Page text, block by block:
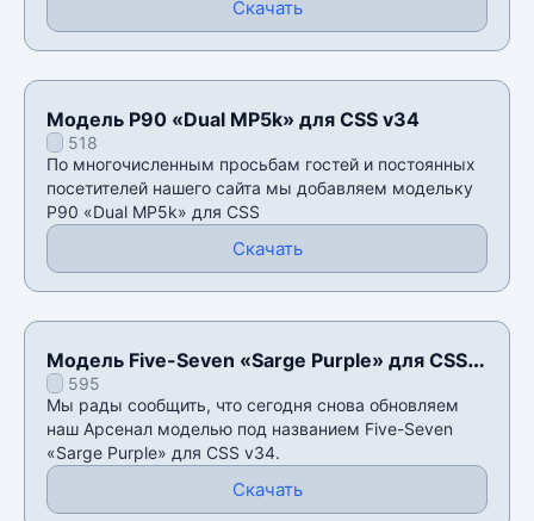
Скачать
Модель P90 «Dual MP5k» для CSS v34
518
По многочисленным просьбам гостей и постоянных
посетителей нашего сайта мы добавляем модельку
P90 «Dual MP5k» для CSS
Скачать
Модель Five-Seven «Sarge Purple» для CSS
v34595
Мы рады сообщить, что сегодня снова обновляем
наш Арсенал моделью под названием Five-Seven
«Sarge Purple» для CSS v34.
Скачать